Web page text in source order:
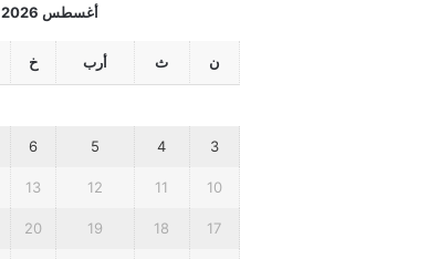
أغسطس 2026
ن ث أرب خ
3
4
5
6
10
11
12
13
17
18
19
20